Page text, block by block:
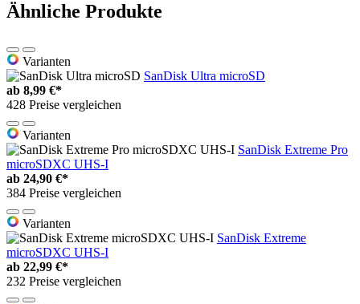
Ähnliche Produkte
Varianten
SanDisk Ultra microSD
ab 8,99 €*
428 Preise vergleichen
Varianten
SanDisk Extreme Pro
microSDXC UHS-I
ab 24,90 €*
384 Preise vergleichen
Varianten
SanDisk Extreme
microSDXC UHS-I
ab 22,99 €*
232 Preise vergleichen